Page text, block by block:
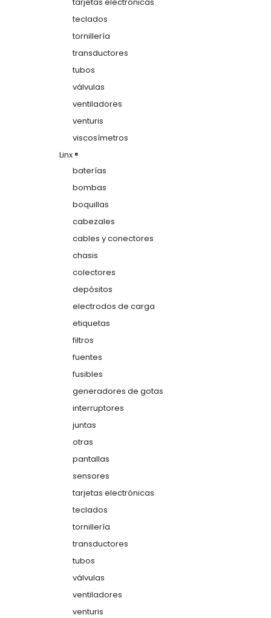
teclados
tornillería
transductores
tubos
válvulas
ventiladores
venturis
viscosímetros
Linx ®
baterías
bombas
boquillas
cabezales
cables y conectores
chasis
colectores
depósitos
electrodos de carga
etiquetas
filtros
fuentes
fusibles
generadores de gotas
interruptores
juntas
otras
pantallas
sensores
tarjetas electrónicas
teclados
tornillería
transductores
tubos
válvulas
ventiladores
venturis